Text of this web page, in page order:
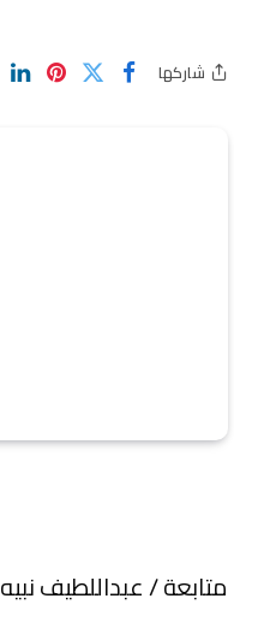
شاركها
متابعة / عبداللطيف نبيه